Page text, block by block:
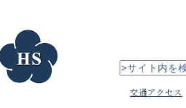
交通アクセス